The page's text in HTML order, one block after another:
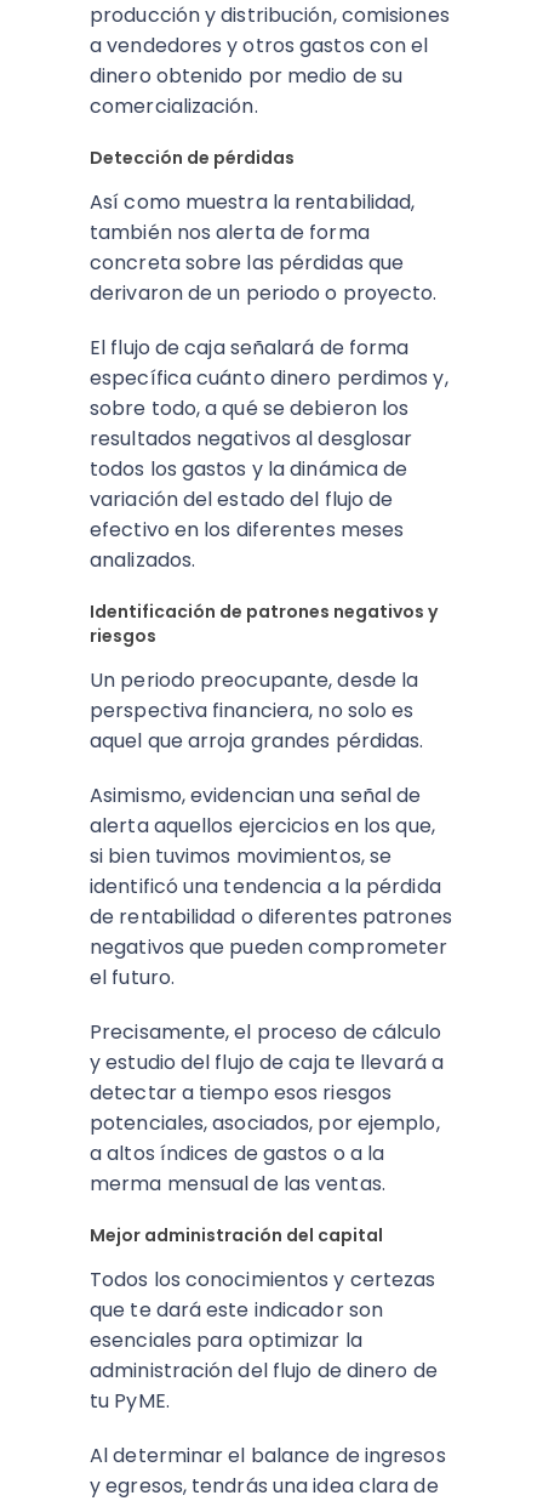
producción y distribución, comisiones
a vendedores y otros gastos con el
dinero obtenido por medio de su
comercialización.
Detección de pérdidas
Así como muestra la rentabilidad,
también nos alerta de forma
concreta sobre las pérdidas que
derivaron de un periodo o proyecto.
El flujo de caja señalará de forma
específica cuánto dinero perdimos y,
sobre todo, a qué se debieron los
resultados negativos al desglosar
todos los gastos y la dinámica de
variación del estado del flujo de
efectivo en los diferentes meses
analizados.
Identificación de patrones negativos y
riesgos
Un periodo preocupante, desde la
perspectiva financiera, no solo es
aquel que arroja grandes pérdidas.
Asimismo, evidencian una señal de
alerta aquellos ejercicios en los que,
si bien tuvimos movimientos, se
identificó una tendencia a la pérdida
de rentabilidad o diferentes patrones
negativos que pueden comprometer
el futuro.
Precisamente, el proceso de cálculo
y estudio del flujo de caja te llevará a
detectar a tiempo esos riesgos
potenciales, asociados, por ejemplo,
a altos índices de gastos o a la
merma mensual de las ventas.
Mejor administración del capital
Todos los conocimientos y certezas
que te dará este indicador son
esenciales para optimizar la
administración del flujo de dinero de
tu PyME.
Al determinar el balance de ingresos
y egresos, tendrás una idea clara de